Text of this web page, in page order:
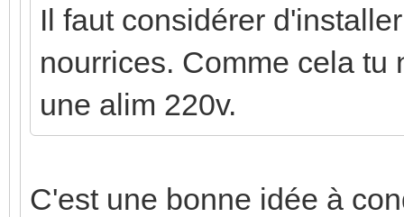
Il faut considérer
nourrices. Comme cela tu
une alim 220v.
C'est une bonne idée à